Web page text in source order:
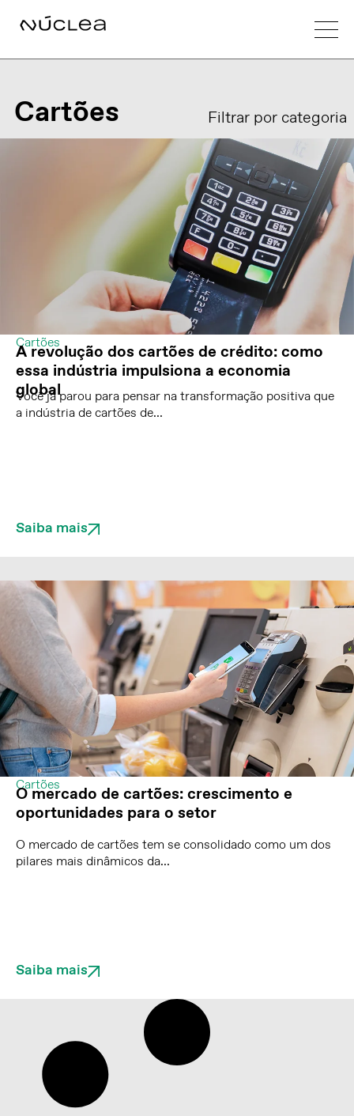
Cartões Filtrar por categoria
Cartões
A revolução dos cartões de crédito: como
essa indústria impulsiona a economia
global
Você já parou para pensar na transformação positiva que
a indústria de cartões de...
Saiba mais
Cartões
O mercado de cartões: crescimento e
oportunidades para o setor
O mercado de cartões tem se consolidado como um dos
pilares mais dinâmicos da...
Saiba mais